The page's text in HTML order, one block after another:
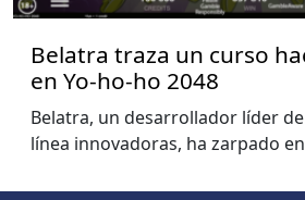
Belatra traza un curso
en Yo-ho-ho 2048
Belatra, un desarrollador líder
línea innovadoras, ha zarpado en